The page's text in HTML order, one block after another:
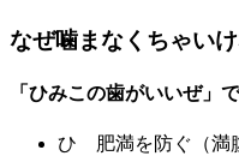
なぜ噛まなくちゃい
「ひみこの歯がいいぜ」
ひ 肥満を防ぐ（満